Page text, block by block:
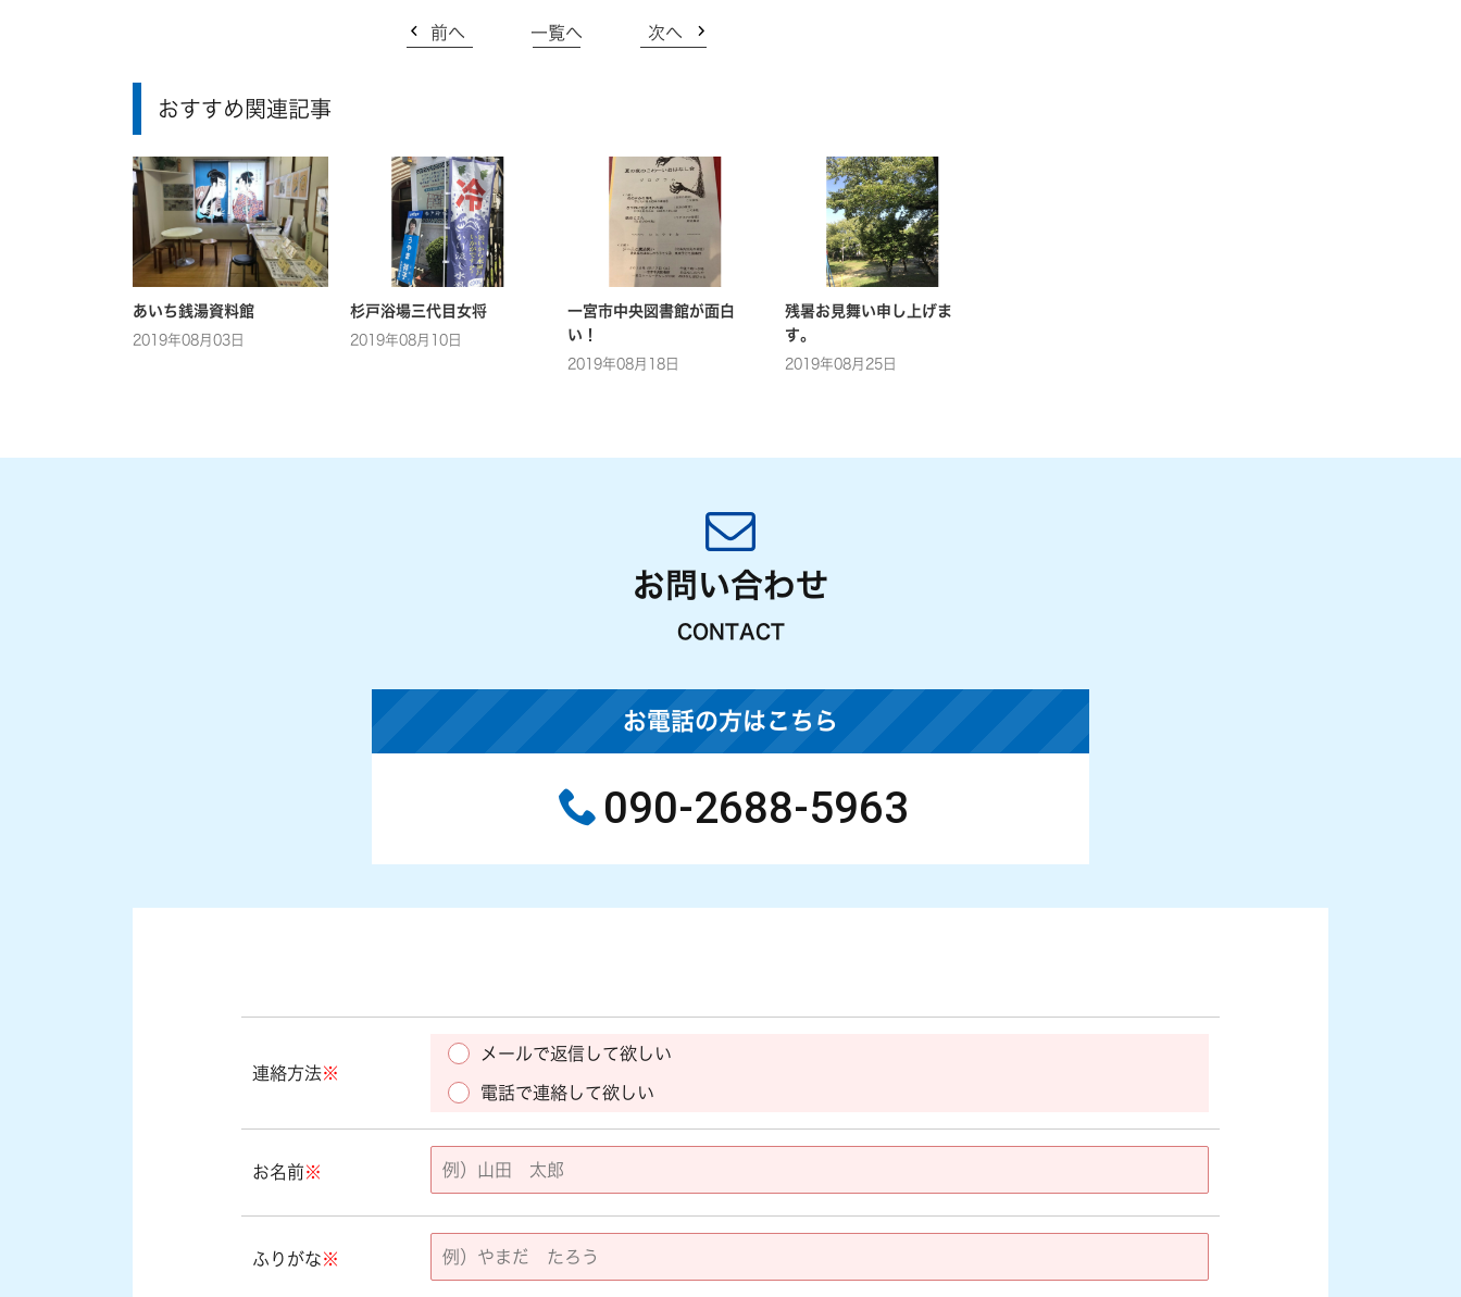
前へ 一覧へ 次へ
おすすめ関連記事
あいち銭湯資料館
2019年08月03日
杉戸浴場三代目女将
2019年08月10日
一宮市中央図書館が面白
い！
2019年08月18日
残暑お見舞い申し上げま
す。
2019年08月25日
お問い合わせ
CONTACT
お電話の方はこちら
090-2688-5963
連絡方法※
メールで返信して欲しい
電話で連絡して欲しい
お名前※
ふりがな※